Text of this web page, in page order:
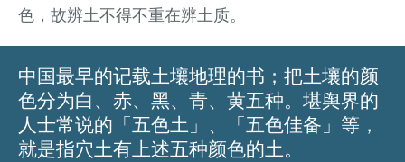
色，故辨土不得不重在辨土质。
中国最早的记载土壤地理的书；把土壤的颜
色分为白、赤、黑、青、黄五种。堪舆界的
人士常说的「五色土」、「五色佳备」等，
就是指穴土有上述五种颜色的土。